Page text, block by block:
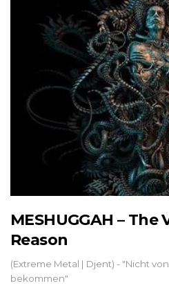
MESHUGGAH –
Reason
(Extreme Metal | Djent) - "Nicht
bekommen"